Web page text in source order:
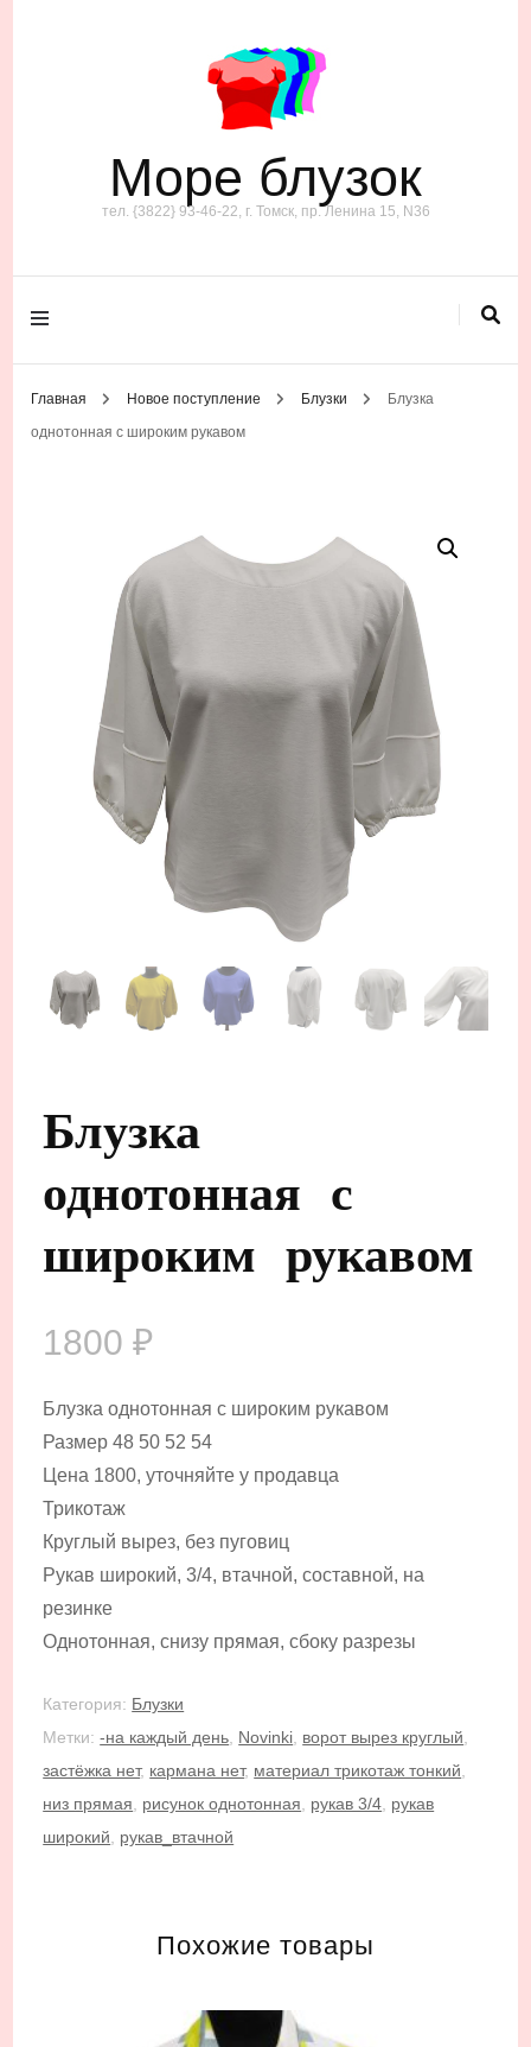
Море блузок
тел. {3822} 93-46-22, г. Томск, пр. Ленина 15, N36
Главная Новое поступление Блузки
Блузка
однотонная с широким рукавом
Блузка
однотонная с
широким рукавом
1800₽
Блузка однотонная с широким рукавом
Размер 48 50 52 54
Цена 1800, уточняйте у продавца
Трикотаж
Круглый вырез, без пуговиц
Рукав широкий, 3/4, втачной, составной, на
резинке
Однотонная, снизу прямая, сбоку разрезы
Категория: Блузки
Метки:-на каждый день Novinki ворот вырез круглый
застёжка нет, кармана нет, материал трикотаж тонкий
низ прямая
рисунок однотонная рукав 3/4 рукав
широкий
рукав_втачной
Похожие товары